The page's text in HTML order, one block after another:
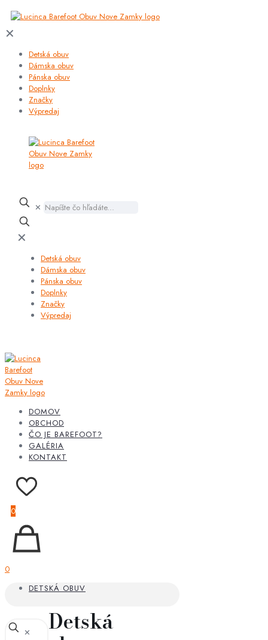
✕
Detská obuv
Dámska obuv
Pánska obuv
Doplnky
Značky
Výpredaj
✕
✕
Detská obuv
Dámska obuv
Pánska obuv
Doplnky
Značky
Výpredaj
DOMOV
OBCHOD
ČO JE BAREFOOT?
GALÉRIA
KONTAKT
0
0
DETSKÁ OBUV
Detská
✕